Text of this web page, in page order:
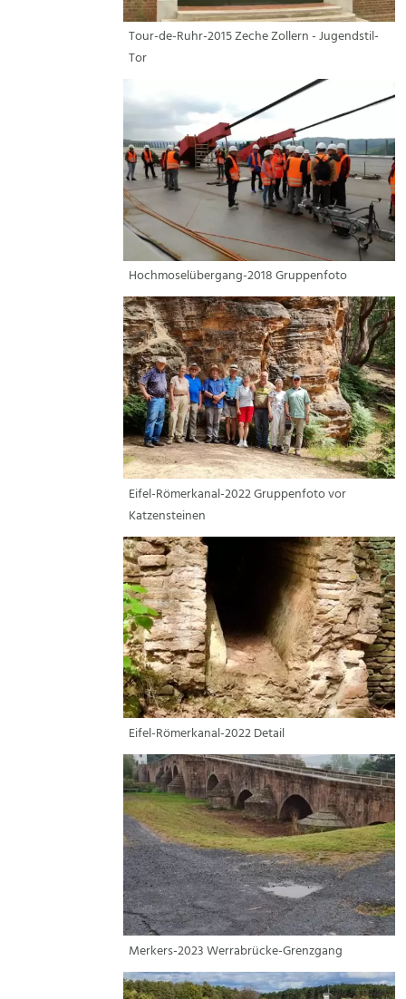
Tour-de-Ruhr-2015 Zeche Zollern - Jugendstil-
Tor
Hochmoselübergang-2018 Gruppenfoto
Eifel-Römerkanal-2022 Gruppenfoto vor
Katzensteinen
Eifel-Römerkanal-2022 Detail
Merkers-2023 Werrabrücke-Grenzgang